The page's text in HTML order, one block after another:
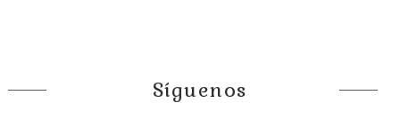
Síguenos